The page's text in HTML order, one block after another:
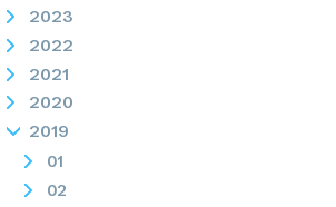
2023
2022
2021
2020
2019
01
02